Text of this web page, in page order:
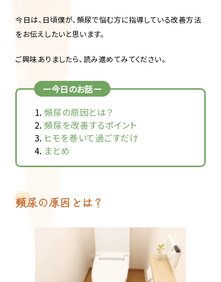
今日は、日頃僕が、頻尿で悩む方に指導している改善方法
をお伝えしたいと思います。
ご興味ありましたら、読み進めてみてください。
ー今日のお話ー
頻尿の原因とは？
頻尿を改善するポイント
ヒモを巻いて過ごすだけ
まとめ
頻尿の原因とは？